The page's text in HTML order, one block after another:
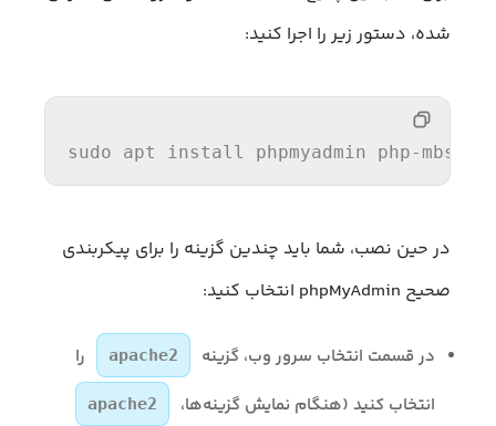
شده، دستور زیر را اجرا کنید:
sudo apt install phpmyadmin php-
در حین نصب، شما باید چندین گزینه را برای پیکربندی
صحیح phpMyAdmin انتخاب کنید:
در قسمت انتخاب سرور وب، گزینه apache2
را
انتخاب کنید (هنگام نمایش گزینه‌ها،
apache2